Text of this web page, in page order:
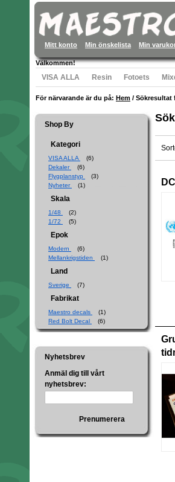
Mitt konto Min önskelista Min
Välkommen!
VISA ALLA Resin Fotoets
För närvarande är du på: Hem / Sökresultat
Shop By
Kategori
VISA ALLA
(6)
Dekaler
(6)
Flygplanstyp
(3)
Nyheter
(1)
Skala
1/48
(2)
1/72
(5)
Epok
Modern
(6)
Mellankrigstiden
(1)
Land
Sverige (7)
Fabrikat
Maestro decals
(1)
Red Bolt Decal
(6)
Nyhetsbrev
Anmäl dig till vårt
nyhetsbrev:
Prenumerera